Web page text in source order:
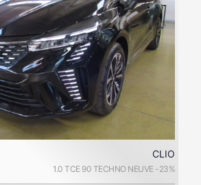
CLIO
1.0 TCE 90 TECHNO NEUVE -23%